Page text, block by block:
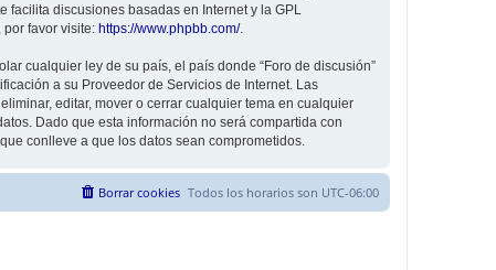
facilita discusiones basadas en Internet y la GPL
favor visite: https://www.phpbb.com/.
cualquier ley de su país, el país donde “Foro de discusión”
a su Proveedor de Servicios de Internet. Las
editar, mover o cerrar cualquier tema en cualquier
Dado que esta información no será compartida con
conlleve a que los datos sean comprometidos.
Todos los horarios son UTC-06:00
Borrar cookies